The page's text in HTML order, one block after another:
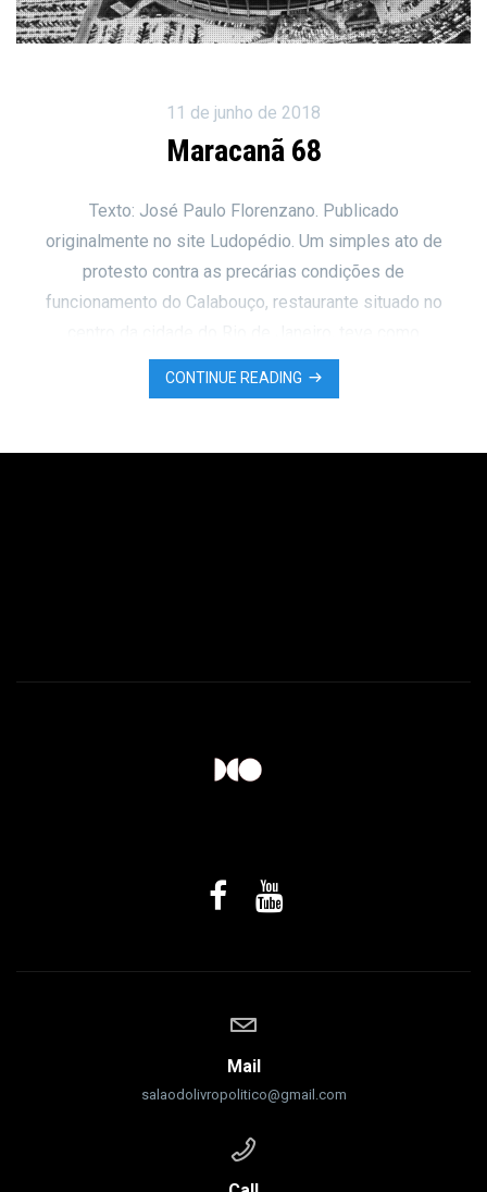
11 de junho de 2018
Maracanã 68
Texto: José Paulo Florenzano. Publicado
originalmente no site Ludopédio. Um simples ato de
protesto contra as precárias condições de
funcionamento do Calabouço, restaurante situado no
desfecho trágico a morte de Edson Luis de Lima
CONTINUE READING
Mail
salaodolivropolitico@gmail.com